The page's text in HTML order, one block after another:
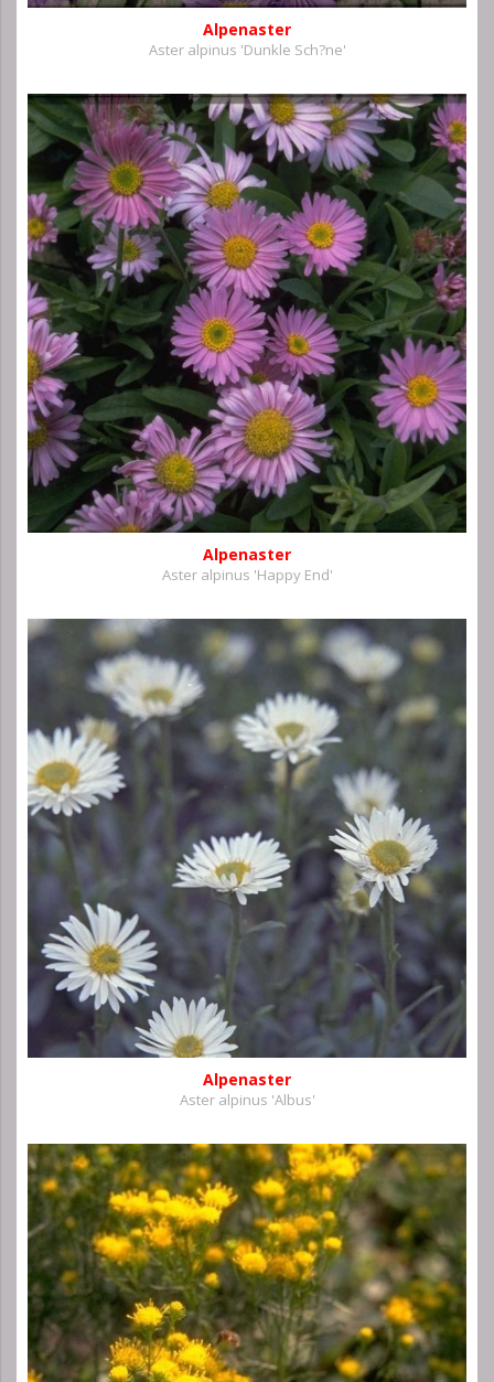
Alpenaster
Aster alpinus 'Dunkle Sch?ne'
Alpenaster
Aster alpinus 'Happy End'
Alpenaster
Aster alpinus 'Albus'